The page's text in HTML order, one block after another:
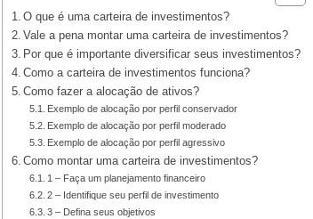
O que é uma carteira de investimentos?
Vale a pena montar uma carteira de investimentos?
Por que é importante diversificar seus investimentos?
Como a carteira de investimentos funciona?
Como fazer a alocação de ativos?
Exemplo de alocação por perfil conservador
Exemplo de alocação por perfil moderado
Exemplo de alocação por perfil agressivo
Como montar uma carteira de investimentos?
1 – Faça um planejamento financeiro
2 – Identifique seu perfil de investimento
3 – Defina seus objetivos